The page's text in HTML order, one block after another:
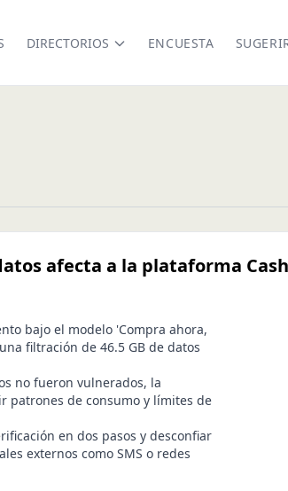
DIRECTORIOS ENCUESTA
afecta a la plataforma
bajo el modelo 'Compra ahora,
filtración de 46.5 GB de datos
no fueron vulnerados, la
patrones de consumo y límites de
en dos pasos y desconfiar
externos como SMS o redes